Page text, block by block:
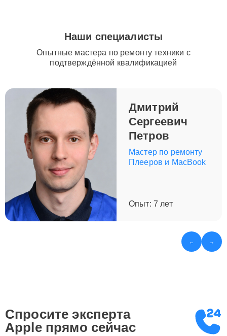
Наши специалисты
Опытные мастера по ремонту техники с
подтверждённой квалификацией
Дмитрий
Сергеевич
Петров
Мастер по ремонту
Плееров и MacBook
Опыт: 7 лет
← →
Спросите эксперта
Apple прямо сейчас